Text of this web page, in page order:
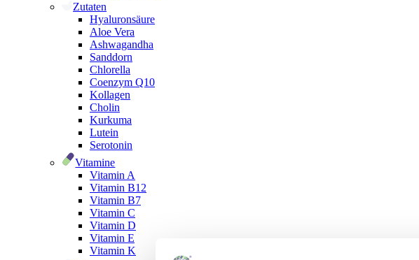
Zutaten
Hyaluronsäure
Aloe Vera
Ashwagandha
Sanddorn
Chlorella
Coenzym Q10
Kollagen
Cholin
Kurkuma
Lutein
Serotonin
Vitamine
Vitamin A
Vitamin B12
Vitamin B7
Vitamin C
Vitamin D
Vitamin E
Vitamin K